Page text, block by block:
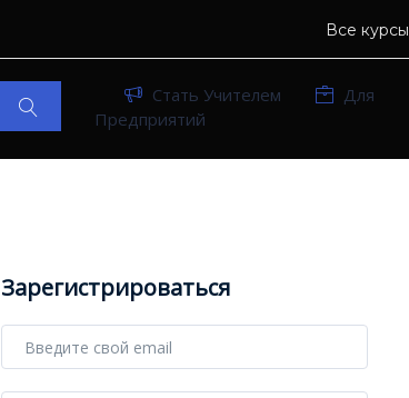
Все курсы
Стать Учителем
Для
Предприятий
Зарегистрироваться